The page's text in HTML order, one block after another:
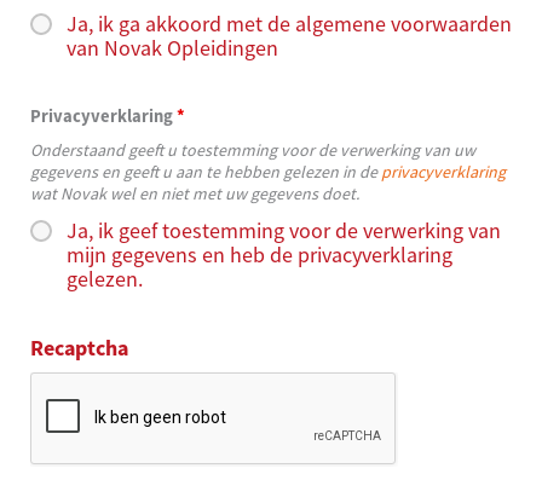
Ja, ik ga akkoord met de algemene voorwaarden
van Novak Opleidingen
Privacyverklaring*
Ja, ik geef toestemming voor de verwerking van
mijn gegevens en heb de privacyverklaring
gelezen.
Onderstaand geeft u toestemming voor de verwerking van uw
gegevens en geeft u aan te hebben gelezen in deprivacyverklaring
wat Novak wel en niet met uw gegevens doet.
Recaptcha